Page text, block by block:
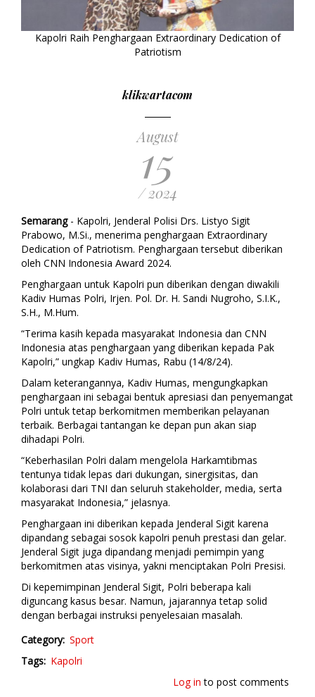
Kapolri Raih Penghargaan Extraordinary Dedication of
Patriotism
klikwartacom
August
15
/ 2024
Semarang- Kapolri, Jenderal Polisi Drs. Listyo Sigit
Prabowo, M.Si., menerima penghargaan Extraordinary
Dedication of Patriotism. Penghargaan tersebut diberikan
oleh CNN Indonesia Award 2024.
Penghargaan untuk Kapolri pun diberikan dengan diwakili
Kadiv Humas Polri, Irjen. Pol. Dr. H. Sandi Nugroho, S.I.K.,
S.H., M.Hum.
“Terima kasih kepada masyarakat Indonesia dan CNN
Indonesia atas penghargaan yang diberikan kepada Pak
Kapolri,” ungkap Kadiv Humas, Rabu (14/8/24).
Dalam keterangannya, Kadiv Humas, mengungkapkan
penghargaan ini sebagai bentuk apresiasi dan penyemangat
Polri untuk tetap berkomitmen memberikan pelayanan
terbaik. Berbagai tantangan ke depan pun akan siap
dihadapi Polri.
“Keberhasilan Polri dalam mengelola Harkamtibmas
tentunya tidak lepas dari dukungan, sinergisitas, dan
kolaborasi dari TNI dan seluruh stakeholder, media, serta
masyarakat Indonesia,” jelasnya.
Penghargaan ini diberikan kepada Jenderal Sigit karena
dipandang sebagai sosok kapolri penuh prestasi dan gelar.
Jenderal Sigit juga dipandang menjadi pemimpin yang
berkomitmen atas visinya, yakni menciptakan Polri Presisi.
Di kepemimpinan Jenderal Sigit, Polri beberapa kali
diguncang kasus besar. Namun, jajarannya tetap solid
dengan berbagai instruksi penyelesaian masalah.
Category Sport
Tags Kapolri
Log in to post comments